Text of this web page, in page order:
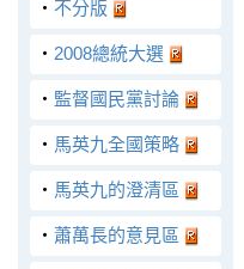
‧ 不分版
‧ 2008總統大選
‧ 監督國民黨討論
‧ 馬英九全國策略
‧ 馬英九的澄清區
‧ 蕭萬長的意見區